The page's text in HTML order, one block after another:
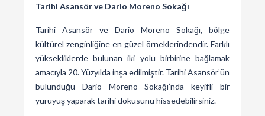
Tarihi Asansör ve Dario Moreno Sokağı
Tarihi Asansör ve Dario Moreno Sokağı, bölge
kültürel zenginliğine en güzel örneklerindendir. Farklı
yüksekliklerde bulunan iki yolu birbirine bağlamak
amacıyla 20. Yüzyılda inşa edilmiştir. Tarihi Asansör’ün
bulunduğu Dario Moreno Sokağı’nda keyifli bir
yürüyüş yaparak tarihi dokusunu hissedebilirsiniz.